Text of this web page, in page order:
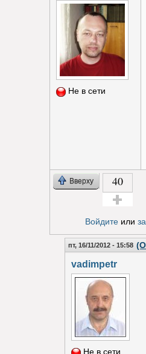
Не в сети
Вверху 40
Войдитеили
пт, 16/11/2012 - 15:58
vadimpetr
Не в сети